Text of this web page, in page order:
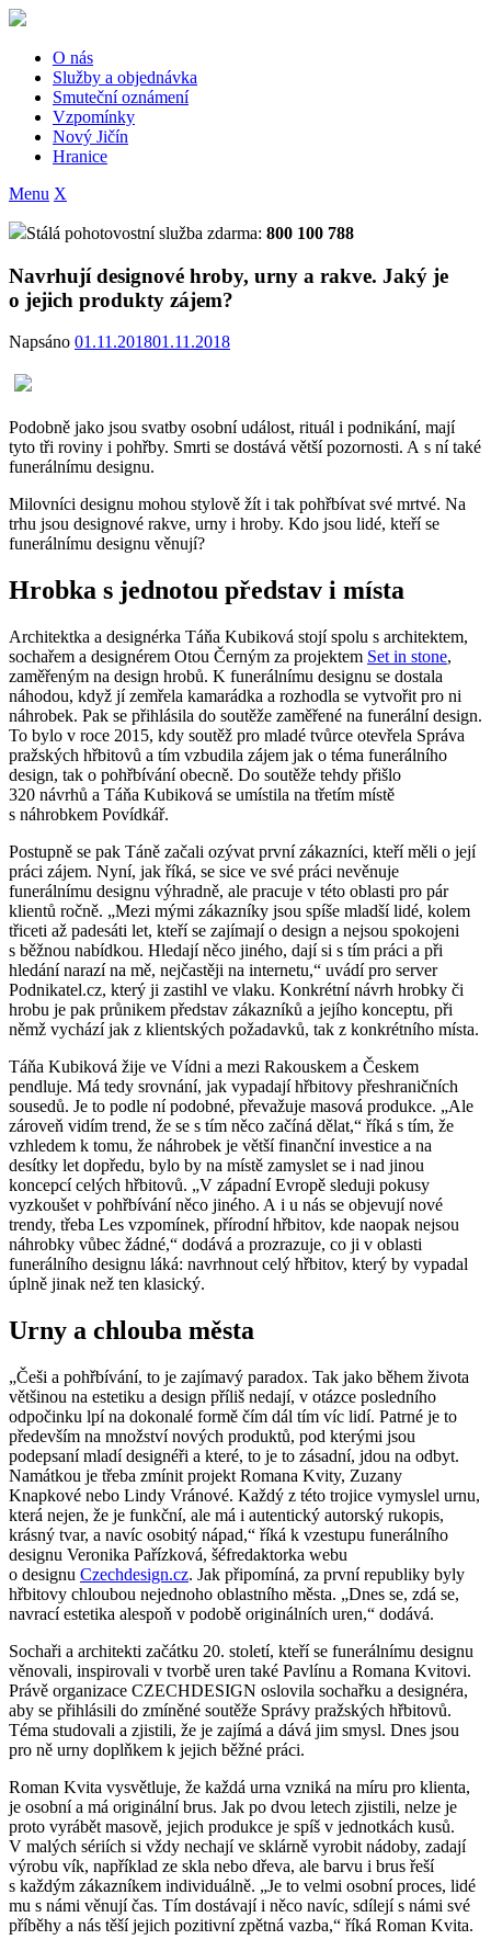
Skip
contentO nás
Služby a objednávka
Smuteční oznámení
Vzpomínky
Nový Jičín
Hranice
Menu X
Stálá pohotovostní služba zdarma: 800 100 788
Navrhují designové hroby, urny a rakve. Jaký je
o jejich produkty zájem?
Napsáno 01.11.201801.11.2018
Podobně jako jsou svatby osobní událost, rituál i podnikání, mají
tyto tři roviny i pohřby. Smrti se dostává větší pozornosti. A s ní také
funerálnímu designu.
Milovníci designu mohou stylově žít i tak pohřbívat své mrtvé. Na
trhu jsou designové rakve, urny i hroby. Kdo jsou lidé, kteří se
funerálnímu designu věnují?
Hrobka s jednotou představ i místa
Architektka a designérka Táňa Kubiková stojí spolu s architektem,
sochařem a designérem Otou Černým za projektem Set in stone,
zaměřeným na design hrobů. K funerálnímu designu se dostala
náhodou, když jí zemřela kamarádka a rozhodla se vytvořit pro ni
náhrobek. Pak se přihlásila do soutěže zaměřené na funerální design.
To bylo v roce 2015, kdy soutěž pro mladé tvůrce otevřela Správa
pražských hřbitovů a tím vzbudila zájem jak o téma funerálního
design, tak o pohřbívání obecně. Do soutěže tehdy přišlo
320 návrhů a Táňa Kubiková se umístila na třetím místě
s náhrobkem Povídkář.
Postupně se pak Táně začali ozývat první zákazníci, kteří měli o její
práci zájem. Nyní, jak říká, se sice ve své práci nevěnuje
funerálnímu designu výhradně, ale pracuje v této oblasti pro pár
klientů ročně.
Mezi mými zákazníky jsou spíše mladší lidé, kolem
třiceti až padesáti let, kteří se zajímají o design a nejsou spokojeni
s běžnou nabídkou. Hledají něco jiného, dají si s tím práci a při
hledání narazí na mě, nejčastěji na internetu,
uvádí pro server
Podnikatel.cz, který ji zastihl ve vlaku. Konkrétní návrh hrobky či
hrobu je pak průnikem představ zákazníků a jejího konceptu, při
němž vychází jak z klientských požadavků, tak z konkrétního místa.
Táňa Kubiková žije ve Vídni a mezi Rakouskem a Českem
pendluje. Má tedy srovnání, jak vypadají hřbitovy přeshraničních
sousedů. Je to podle ní podobné, převažuje masová produkce.
Ale
zároveň vidím trend, že se s tím něco začíná dělat,
říká s tím, že
vzhledem k tomu, že náhrobek je větší finanční investice a na
desítky let dopředu, bylo by na místě zamyslet se i nad jinou
koncepcí celých hřbitovů.
V západní Evropě sleduji pokusy
vyzkoušet v pohřbívání něco jiného. A i u nás se objevují nové
trendy, třeba Les vzpomínek, přírodní hřbitov, kde naopak nejsou
náhrobky vůbec žádné,
dodává a prozrazuje, co ji v oblasti
funerálního designu láká: navrhnout celý hřbitov, který by vypadal
úplně jinak než ten klasický.
Urny a chlouba města
Češi a pohřbívání, to je zajímavý paradox. Tak jako během života
většinou na estetiku a design příliš nedají, v otázce posledního
odpočinku lpí na dokonalé formě čím dál tím víc lidí. Patrné je to
především na množství nových produktů, pod kterými jsou
podepsaní mladí designéři a které, to je to zásadní, jdou na odbyt.
Namátkou je třeba zmínit projekt Romana Kvity, Zuzany
Knapkové nebo Lindy Vránové. Každý z této trojice vymyslel urnu,
která nejen, že je funkční, ale má i autentický autorský rukopis,
krásný tvar, a navíc osobitý nápad,
říká k vzestupu funerálního
designu Veronika Pařízková, šéfredaktorka webu
o designu Czechdesign.cz. Jak připomíná, za první republiky byly
hřbitovy chloubou nejednoho oblastního města.
Dnes se, zdá se,
navrací estetika alespoň v podobě originálních uren,
dodává.
Sochaři a architekti začátku 20. století, kteří se funerálnímu designu
věnovali, inspirovali v tvorbě uren také Pavlínu a Romana Kvitovi.
Právě organizace CZECHDESIGN oslovila sochařku a designéra,
aby se přihlásili do zmíněné soutěže Správy pražských hřbitovů.
Téma studovali a zjistili, že je zajímá a dává jim smysl. Dnes jsou
pro ně urny doplňkem k jejich běžné práci.
Roman Kvita vysvětluje, že každá urna vzniká na míru pro klienta,
je osobní a má originální brus. Jak po dvou letech zjistili, nelze je
proto vyrábět masově, jejich produkce je spíš v jednotkách kusů.
V malých sériích si vždy nechají ve sklárně vyrobit nádoby, zadají
výrobu vík, například ze skla nebo dřeva, ale barvu i brus řeší
s každým zákazníkem individuálně.
Je to velmi osobní proces, lidé
mu s námi věnují čas. Tím dostávají i něco navíc, sdílejí s námi své
příběhy a nás těší jejich pozitivní zpětná vazba,
říká Roman Kvita.